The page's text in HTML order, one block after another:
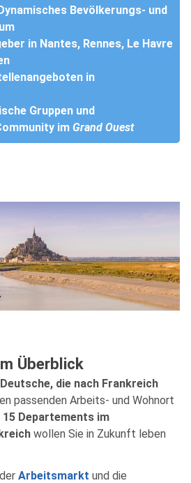
Bevölkerungs- und
in Nantes, Rennes, Le Havre
in
Gruppen und
im Grand Ouest
Überblick
Deutsche, die nach Frankreich
passenden Arbeits- und Wohnort
15 Departements im
wollen Sie in Zukunft leben
Arbeitsmarkt und die